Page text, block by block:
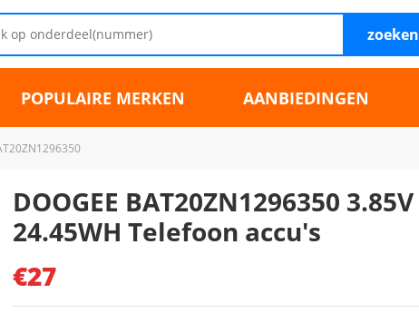
zoeken
POPULAIRE MERKEN AANBIEDINGEN
DOOGEE BAT20ZN1296350 3.85V
24.45WH Telefoon accu's
€27